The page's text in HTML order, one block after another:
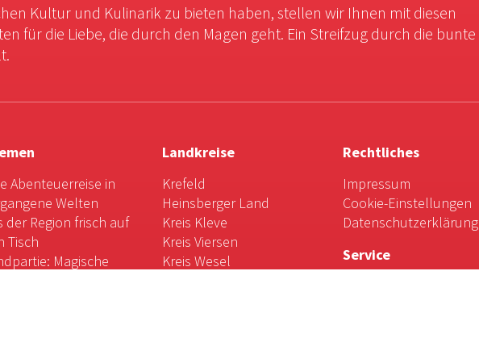
Kultur und Kulinarik zu bieten haben, stellen wir Ihnen mit diesen
für die Liebe, die durch den Magen geht. Ein Streifzug durch die bunte
Abenteuerreise in
Welten
der Region frisch auf
Tisch
Magische
Landkreise
Krefeld
Heinsberger Land
Kreis Kleve
Kreis Viersen
Kreis Wesel
Rechtliches
Impressum
Cookie-Einstellungen
Datenschutzerklärung
Service